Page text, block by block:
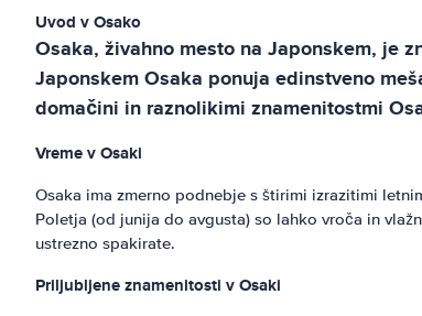
Uvod v Osako
Osaka, živahno mesto na Japonskem, je
Japonskem Osaka ponuja edinstveno
domačini in raznolikimi znamenitostmi
Vreme v Osaki
Osaka ima zmerno podnebje s štirimi izrazitimi
Poletja (od junija do avgusta) so lahko vroča in
ustrezno spakirate.
Priljubljene znamenitosti v Osaki